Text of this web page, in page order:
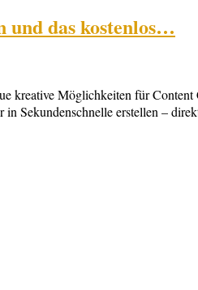
und das kostenlos…
Möglichkeiten für
Sekundenschnelle erstellen –